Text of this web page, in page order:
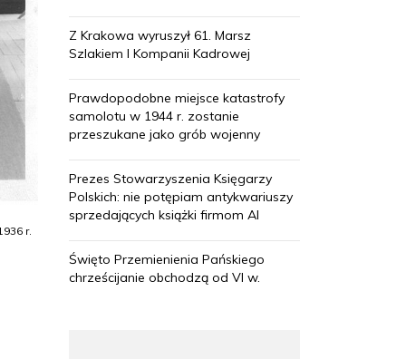
r.
Z Krakowa wyruszył 61. Marsz
Szlakiem I Kompanii Kadrowej
Prawdopodobne miejsce katastrofy
samolotu w 1944 r. zostanie
przeszukane jako grób wojenny
Prezes Stowarzyszenia Księgarzy
Polskich: nie potępiam antykwariuszy
sprzedających książki firmom AI
Święto Przemienienia Pańskiego
chrześcijanie obchodzą od VI w.